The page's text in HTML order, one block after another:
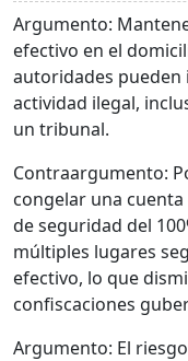
Argumento:
efectivo en el
autoridades pueden
actividad ilegal,
un tribunal.
Contraargumento:
congelar una
de seguridad del
múltiples lugares
efectivo, lo que
confiscaciones
Argumento: El